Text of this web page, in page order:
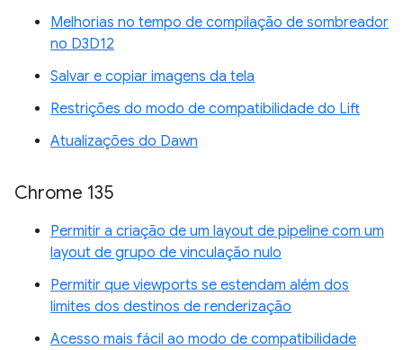
Melhorias no tempo de compilação de sombreador
no D3D12
Salvar e copiar imagens da tela
Restrições do modo de compatibilidade do Lift
Atualizações do Dawn
Chrome 135
Permitir a criação de um layout de pipeline com um
layout de grupo de vinculação nulo
Permitir que viewports se estendam além dos
limites dos destinos de renderização
Acesso mais fácil ao modo de compatibilidade